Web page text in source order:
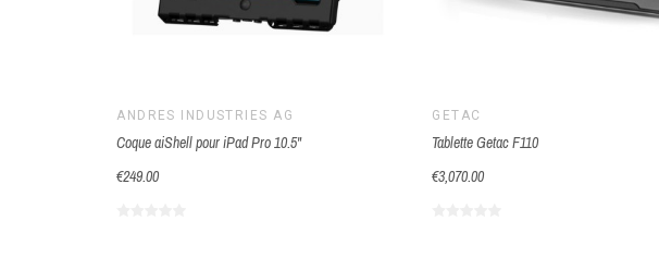
ANDRES INDUSTRIES AG
Coque aiShell pour iPad Pro 10.5"
€249.00
GETAC
Tablette Getac F110
€3,070.00